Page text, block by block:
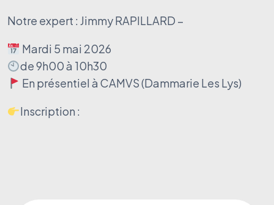
Notre expert : Jimmy RAPILLARD –
Mardi 5 mai 2026
de 9h00 à 10h30
En présentiel à CAMVS (Dammarie Les Lys)
Inscription :